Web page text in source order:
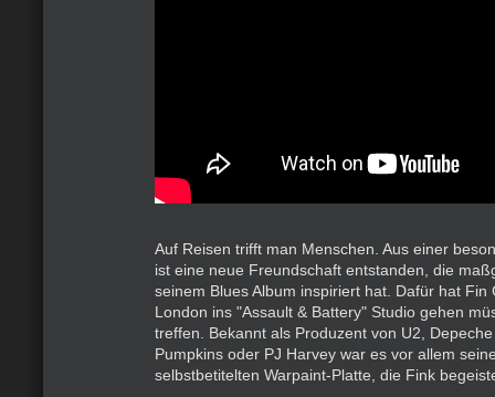
Auf Reisen trifft man Menschen. Aus einer
ist eine neue Freundschaft entstanden, die
seinem Blues Album inspiriert hat. Dafür hat Fin
London ins "Assault & Battery" Studio gehen
treffen. Bekannt als Produzent von U2,
Pumpkins oder PJ Harvey war es vor allem
selbstbetitelten Warpaint-Platte, die Fink